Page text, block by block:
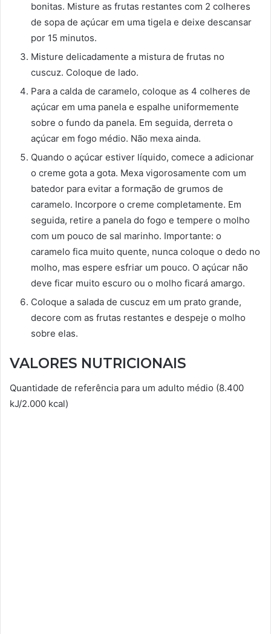
bonitas. Misture as frutas restantes com 2 colheres
de sopa de açúcar em uma tigela e deixe descansar
por 15 minutos.
Misture delicadamente a mistura de frutas no
cuscuz. Coloque de lado.
Para a calda de caramelo, coloque as 4 colheres de
açúcar em uma panela e espalhe uniformemente
sobre o fundo da panela. Em seguida, derreta o
açúcar em fogo médio. Não mexa ainda.
Quando o açúcar estiver líquido, comece a adicionar
o creme gota a gota. Mexa vigorosamente com um
batedor para evitar a formação de grumos de
caramelo. Incorpore o creme completamente. Em
seguida, retire a panela do fogo e tempere o molho
com um pouco de sal marinho. Importante: o
caramelo fica muito quente, nunca coloque o dedo no
molho, mas espere esfriar um pouco. O açúcar não
deve ficar muito escuro ou o molho ficará amargo.
Coloque a salada de cuscuz em um prato grande,
decore com as frutas restantes e despeje o molho
sobre elas.
VALORES NUTRICIONAIS
Quantidade de referência para um adulto médio (8.400
kJ/2.000 kcal)